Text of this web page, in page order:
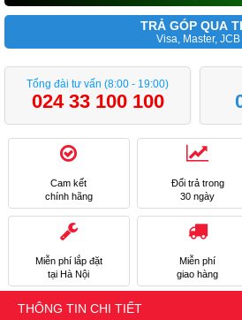
TRẢ GÓP QUA
Visa, Master, JCB
Tổng đài tư vấn (8:00 - 19:00)
024 33 100 100
Cam kết
chính hãng
Đổi trả trong
30 ngày
Miễn phí lắp đặt
tại Hà Nội
Miễn phí
giao hàng
THÔNG TIN CHI TIẾT